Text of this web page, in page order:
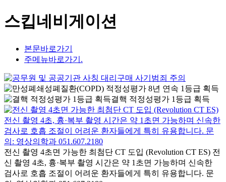
스킵네비게이션
본문바로가기
주메뉴바로가기.
결핵 적정성평가 1등급 획득
전신 촬영 4초면 가능한 최첨단 CT 도입 (Revolution CT ES) 전
신 촬영 4초, 흉·복부 촬영 시간은 약 1초면 가능하며 신속한
검사로 호흡 조절이 어려운 환자들에게 특히 유용합니다. 문